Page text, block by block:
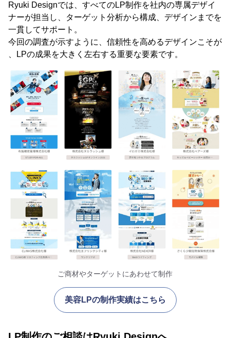
Ryuki Designでは、すべてのLP制作を社内の専属デザイ
ナーが担当し、ターゲット分析から構成、デザインまでを
一貫してサポート。
今回の調査が示すように、信頼性を高めるデザインこそが
、LPの成果を大きく左右する重要な要素です。
ご商材やターゲットにあわせて制作
美容LPの制作実績はこちら